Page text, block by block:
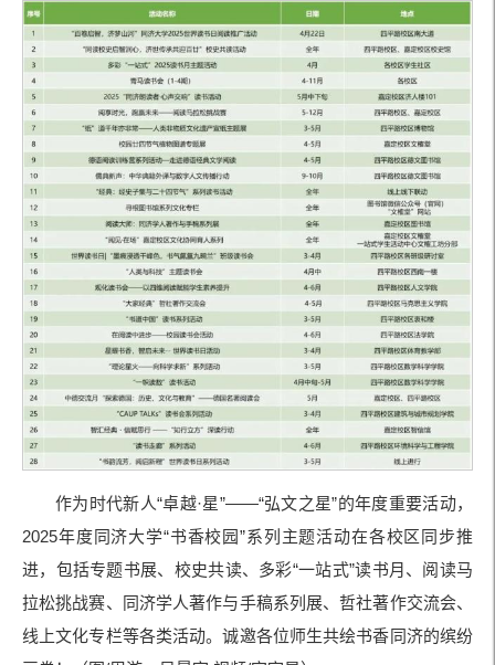
作为时代新人“卓越·星”——“弘文之星”的年度重要活动，
2025年度同济大学“书香校园”系列主题活动在各校区同步推
进，包括专题书展、校史共读、多彩“一站式”读书月、阅读马
拉松挑战赛、同济学人著作与手稿系列展、哲社著作交流会、
线上文化专栏等各类活动。诚邀各位师生共绘书香同济的缤纷